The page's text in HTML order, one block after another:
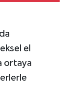
el
ortaya